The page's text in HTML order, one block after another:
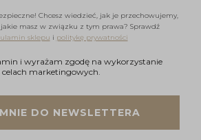
Chcesz wiedzieć, jak je przechowujemy,
masz w związku z tym prawa? Sprawdź
sklepu i politykę prywatności
i wyrażam zgodę na wykorzystanie
i wyrażam zgodę na wykorzystanie
marketingowych.
DO NEWSLETTERA